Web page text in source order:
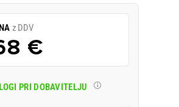
z DDV
€
PRI DOBAVITELJU